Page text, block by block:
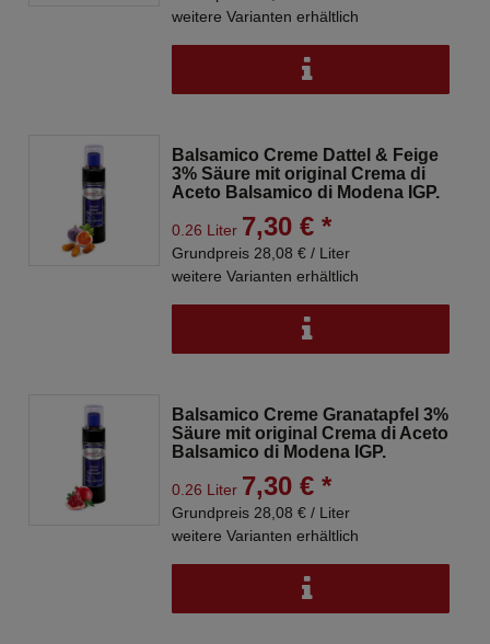
weitere Varianten erhältlich
Balsamico Creme Dattel & Feige
3% Säure mit original Crema di
Aceto Balsamico di Modena IGP.
0.26 Liter 7,30 € *
Grundpreis 28,08 € / Liter
weitere Varianten erhältlich
Balsamico Creme Granatapfel 3%
Säure mit original Crema di Aceto
Balsamico di Modena IGP.
0.26 Liter 7,30 € *
Grundpreis 28,08 € / Liter
weitere Varianten erhältlich